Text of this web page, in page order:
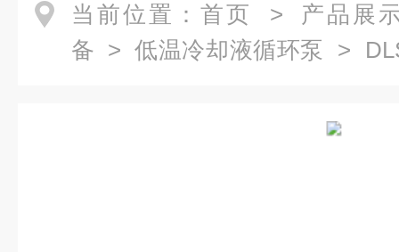
当前位置： 首页 > 产品展
备 > 低温冷却液循环泵 >